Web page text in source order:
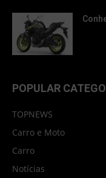
POPULAR
TOPNEWS
Carro e Moto
Carro
Notícias